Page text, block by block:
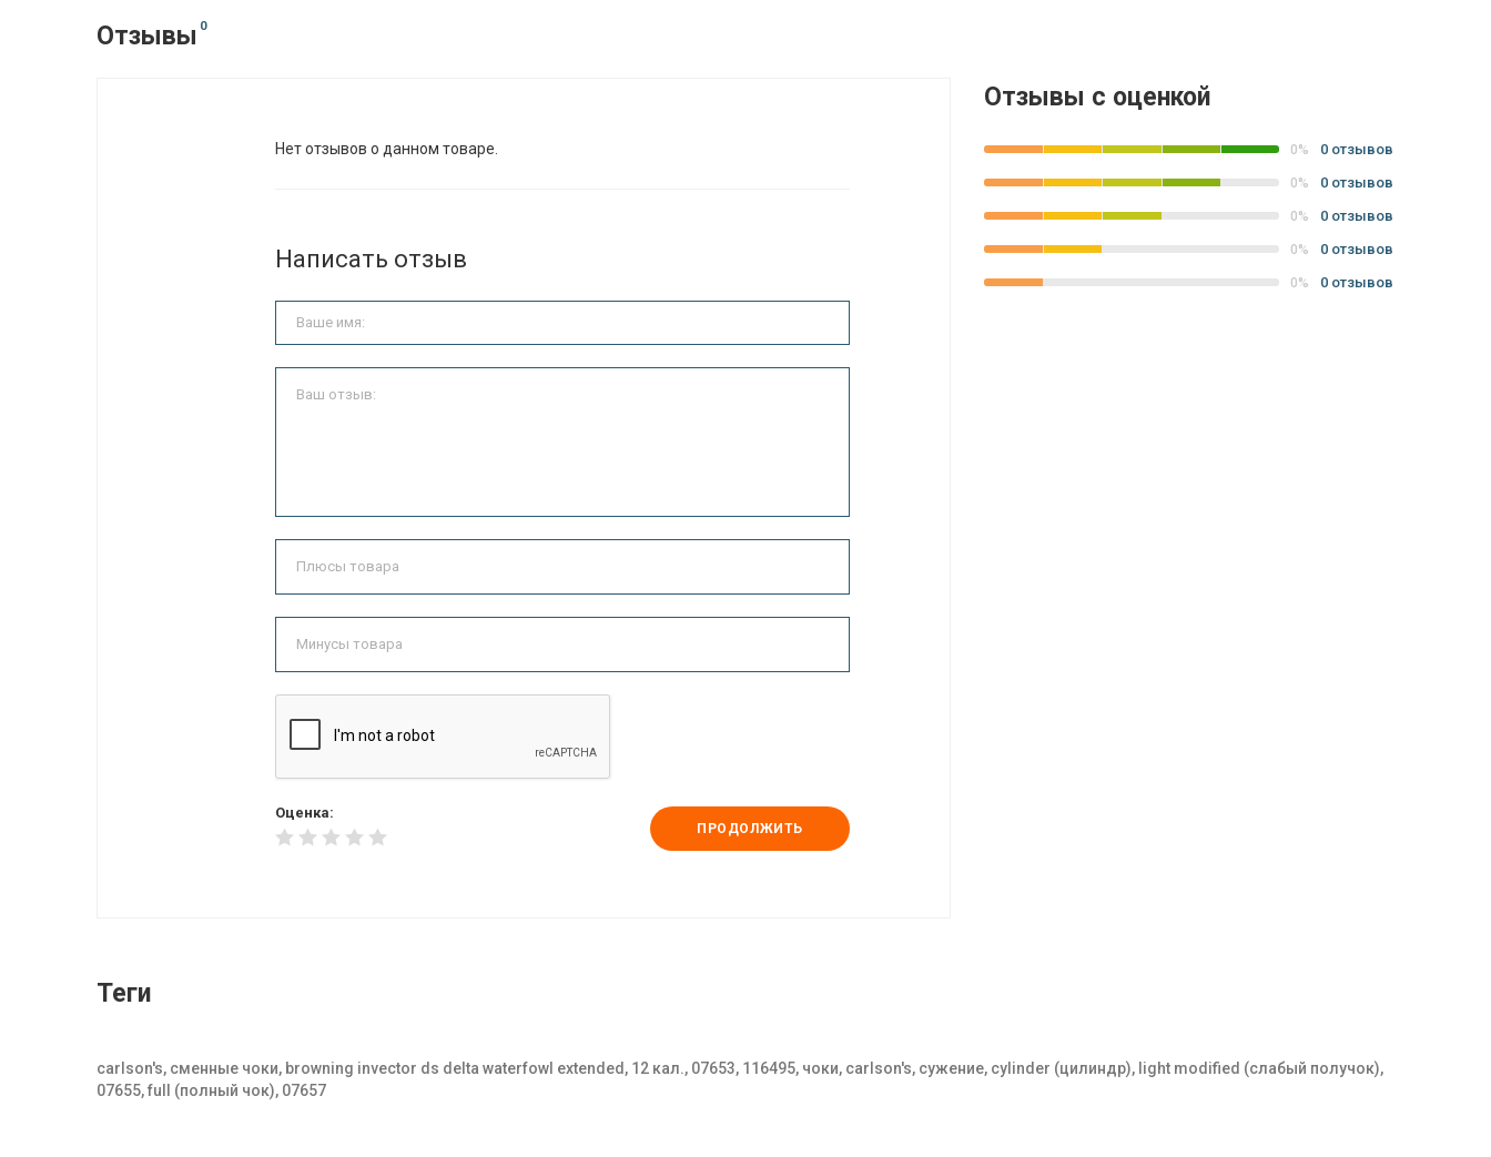
Отзывы 0
Нет отзывов о данном товаре.
Написать отзыв
Оценка:
ПРОДОЛЖИТЬ
Отзывы с оценкой
0% 0 отзывов
0% 0 отзывов
0% 0 отзывов
0% 0 отзывов
0% 0 отзывов
Теги
carlson's, сменные чоки, browning invector ds delta waterfowl extended, 12 кал., 07653, 116495, чоки, carlson's, сужение, cylinder (цилиндр), light modified (слабый получок),
07655, full (полный чок), 07657